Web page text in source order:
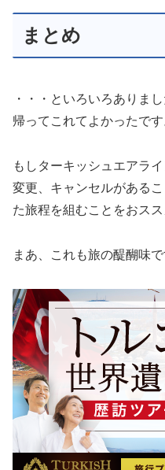
まとめ
・・・といろいろありま
帰ってこれてよかったです
もしターキッシュエアラ
変更、キャンセルがある
た旅程を組むことをおスス
まあ、これも旅の醍醐味